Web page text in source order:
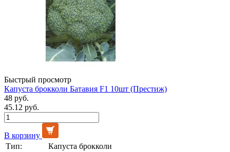
Быстрый просмотр
Капуста брокколи Батавия F1 10шт (Престиж)
48 руб.
45.12 руб.
В корзину
Тип:
Капуста брокколи